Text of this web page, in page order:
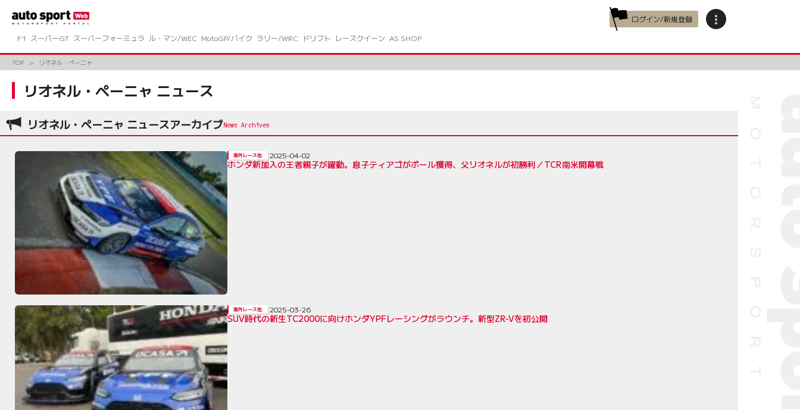
ツ
ス
ログイン/新規登録
F1
スーパーGT スーパーフォーミュラ ル・マン/WEC MotoGP/バイク ラリー/WRC ドリフト レースクイーン AS SHOP
TOP リオネル・ペーニャ
リオネル・ペーニャ ニュース
リオネル・ペーニャ ニュースアーカイブ
ホンダ新加入の王者親子が躍動。息子ティアゴがポール獲得、父リオネルが初勝利／TCR南米開幕戦
海外レース他 2025-04-02
SUV時代の新生TC2000に向けホンダYPFレーシングがラウンチ。新型ZR-Vを初公開
海外レース他 2025-03-26